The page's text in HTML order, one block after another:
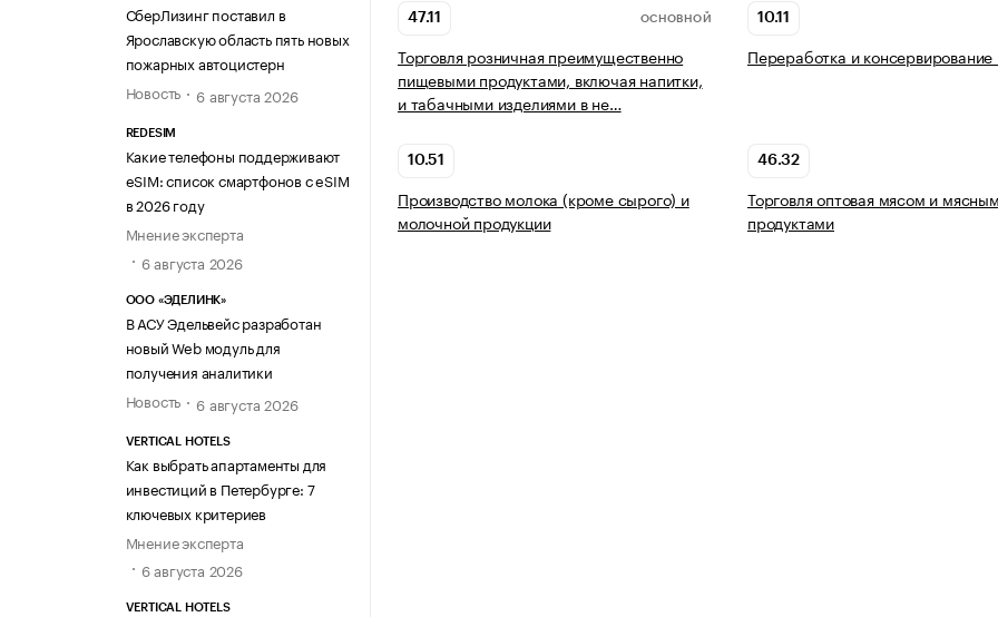
СберЛизинг поставил в
Ярославскую область пять новых
пожарных автоцистерн
Новость
6 августа 2026
REDESIM
Какие телефоны поддерживают
eSIM: список смартфонов с eSIM
в 2026 году
Мнение эксперта
6 августа 2026
ООО «ЭДЕЛИНК»
В АСУ Эдельвейс разработан
новый Web модуль для
получения аналитики
Новость
6 августа 2026
VERTICAL HOTELS
Как выбрать апартаменты для
инвестиций в Петербурге: 7
ключевых критериев
Мнение эксперта
6 августа 2026
VERTICAL HOTELS
47.11 ОСНОВНОЙ
Торговля розничная преимущественно
пищевыми продуктами, включая напитки,
и табачными изделиями в не…
10.11
Переработка и
10.51
Производство молока (кроме сырого) и
молочной продукции
46.32
Торговля оптовая мясом и
продуктами